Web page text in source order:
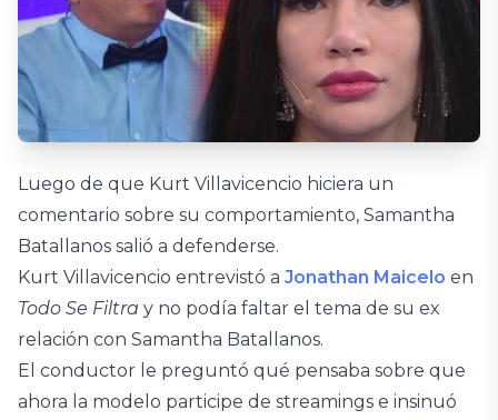
Luego de que Kurt Villavicencio hiciera un
comentario sobre su comportamiento, Samantha
Batallanos salió a defenderse.
Kurt Villavicencio entrevistó a Jonathan Maicelo en
Todo Se Filtra y no podía faltar el tema de su ex
relación con Samantha Batallanos.
El conductor le preguntó qué pensaba sobre que
ahora la modelo participe de streamings e insinuó